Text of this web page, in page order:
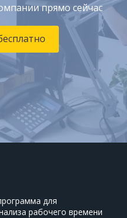
прямо сейчас
для
рабочего времени